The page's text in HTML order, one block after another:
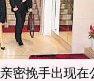
挽手出现在